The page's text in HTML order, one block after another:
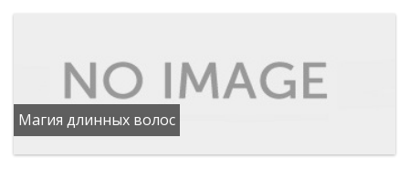
Магия длинных волос